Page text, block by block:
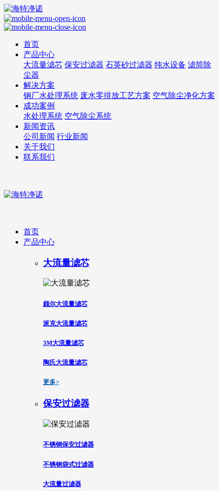
首页
产品中心
大流量滤芯 保安过滤器 石英砂过滤器 纯水设备 滤筒除
尘器
解决方案
钢厂水处理系统 废水零排放工艺方案 空气除尘净化方案
成功案例
水处理系统 空气除尘系统
新闻资讯
公司新闻 行业新闻
关于我们
联系我们
首页
产品中心
大流量滤芯
颇尔大流量滤芯
派克大流量滤芯
3M大流量滤芯
陶氏大流量滤芯
更多>
保安过滤器
不锈钢保安过滤器
不锈钢袋式过滤器
大流量过滤器